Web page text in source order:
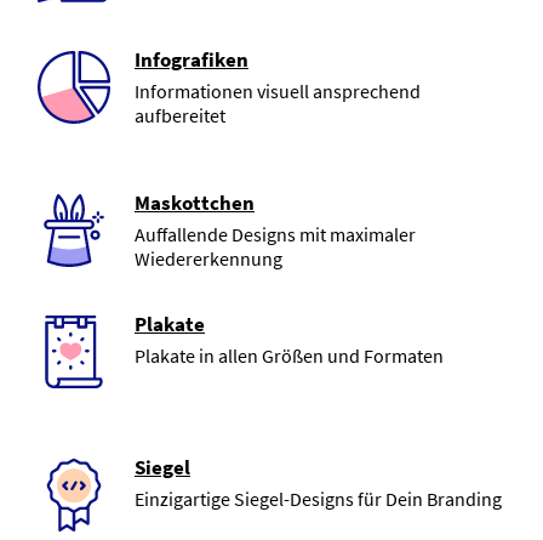
Infografiken
Informationen visuell ansprechend
aufbereitet
Maskottchen
Auffallende Designs mit maximaler
Wiedererkennung
Plakate
Plakate in allen Größen und Formaten
Siegel
Einzigartige Siegel-Designs für Dein Branding